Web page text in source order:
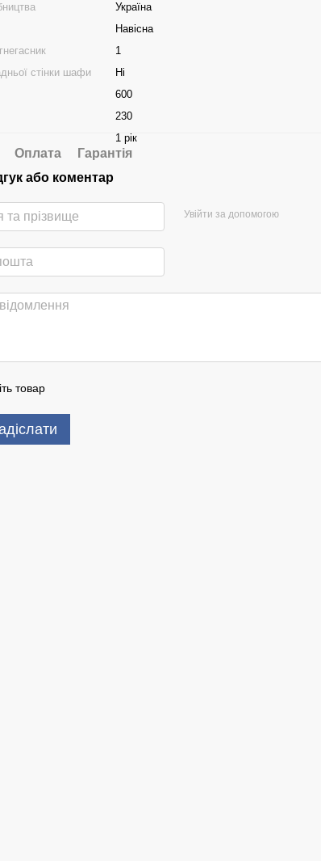
Україна
Навісна
1
стінки шафи
Ні
600
230
1 рік
Оплата
Гарантія
або коментар
Увійти за допомогою
товар